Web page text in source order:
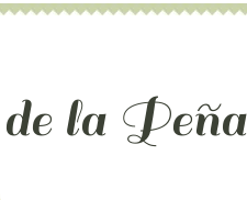
la Peña